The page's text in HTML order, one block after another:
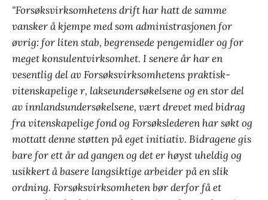
"Forsøksvirksomhetens drift har hatt de samme
vansker å kjempe med som administrasjonen for
øvrig: for liten stab, begrensede pengemidler og for
meget konsulentvirksomhet. I senere år har en
vesentlig del av Forsøksvirksomhetens praktisk-
vitenskapelige r, lakseundersøkelsene og en stor del
av innlandsundersøkelsene, vært drevet med bidrag
fra vitenskapelige fond og Forsøkslederen har søkt og
mottatt denne støtten på eget initiativ. Bidragene gis
bare for ett år ad gangen og det er høyst uheldig og
usikkert å basere langsiktige arbeider på en slik
ordning. Forsøksvirksomheten bør derfor få et